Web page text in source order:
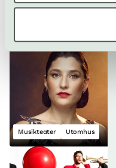
Musikteater Utomhus